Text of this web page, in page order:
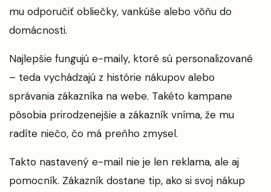
mu odporučiť obliečky, vankúše alebo vôňu do
domácnosti.
Najlepšie fungujú e-maily, ktoré sú personalizované
– teda vychádzajú z histórie nákupov alebo
správania zákazníka na webe. Takéto kampane
pôsobia prirodzenejšie a zákazník vníma, že mu
radíte niečo, čo má preňho zmysel.
Takto nastavený e-mail nie je len reklama, ale aj
pomocník. Zákazník dostane tip, ako si svoj nákup